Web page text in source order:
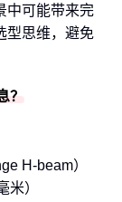
可能带来完
型思维，避免
？
H-beam）
米）